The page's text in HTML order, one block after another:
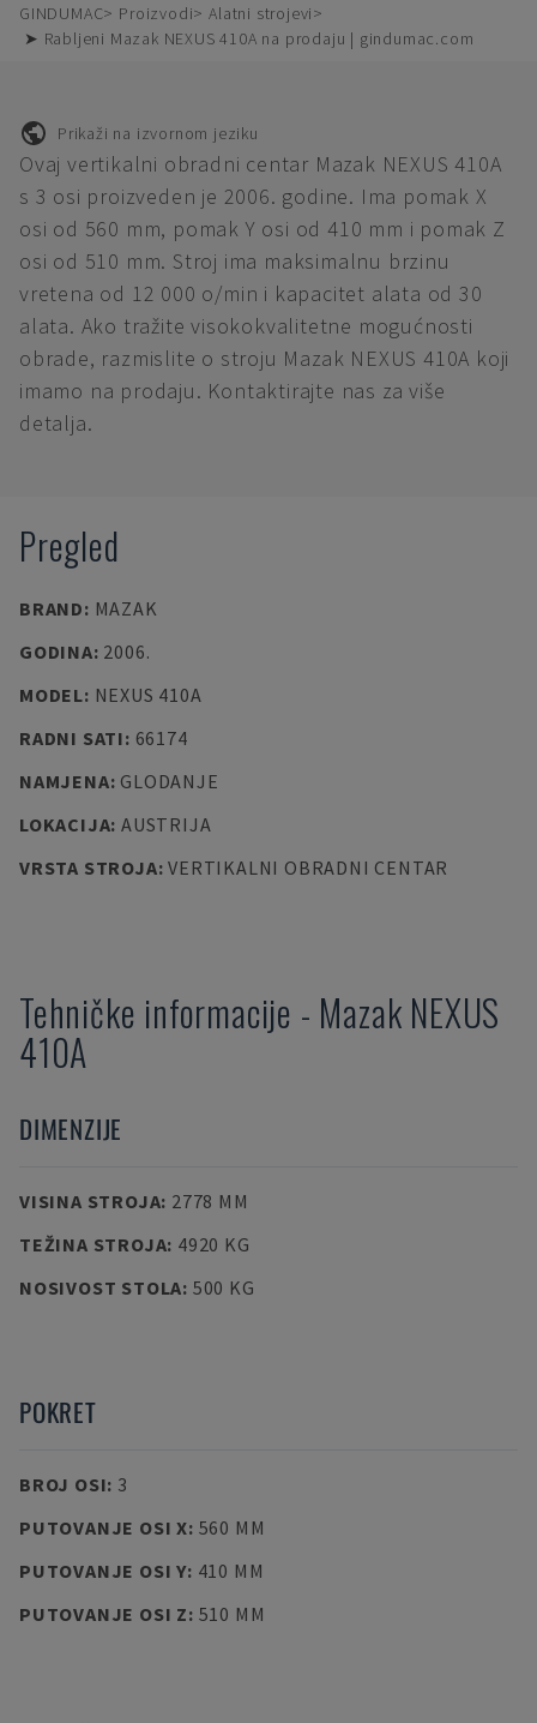
GINDUMAC Proizvodi
Alatni strojevi
➤ Rabljeni Mazak NEXUS 410A na prodaju | gindumac.com
Prikaži na izvornom jeziku
Ovaj vertikalni obradni centar Mazak NEXUS 410A
s 3 osi proizveden je 2006. godine. Ima pomak X
osi od 560 mm, pomak Y osi od 410 mm i pomak Z
osi od 510 mm. Stroj ima maksimalnu brzinu
vretena od 12 000 o/min i kapacitet alata od 30
alata. Ako tražite visokokvalitetne mogućnosti
obrade, razmislite o stroju Mazak NEXUS 410A koji
imamo na prodaju. Kontaktirajte nas za više
detalja.
Pregled
BRAND: MAZAK
GODINA: 2006.
MODEL: NEXUS 410A
RADNI SATI: 66174
NAMJENA: GLODANJE
LOKACIJA: AUSTRIJA
VRSTA STROJA:VERTIKALNI OBRADNI CENTAR
Tehničke informacije - Mazak NEXUS
410A
DIMENZIJE
VISINA STROJA: 2778 MM
TEŽINA STROJA: 4920 KG
NOSIVOST STOLA: 500 KG
POKRET
BROJ OSI: 3
PUTOVANJE OSI X: 560 MM
PUTOVANJE OSI Y: 410 MM
PUTOVANJE OSI Z: 510 MM